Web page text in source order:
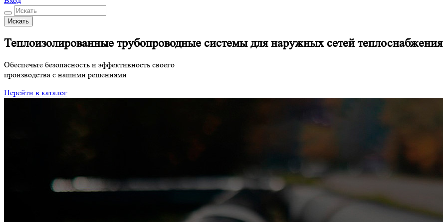
Искать
Теплоизолированные трубопроводные системы для наружных сетей теплоснабжения
Обеспечьте безопасность и эффективность своего
производства с нашими решениями
Перейти в каталог